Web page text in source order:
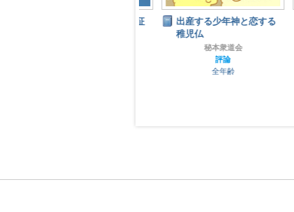
出産する少年神と恋する
稚児仏
秘本衆道会
全年齢